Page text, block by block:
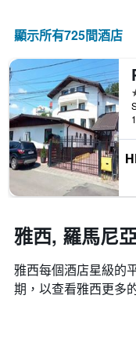
過
三
天
內
找
到
的
今
晚
間
均
價
類
飯
店
類
別。
此
圖
表
具
Y
軸，
顯
示
過
此
圖
表
有
1
個
X
軸，
顯
示
離
訂
日
的
天
顯示所有725間酒店
雅西, 羅馬尼
雅西​每個酒店星級的
期，以查看雅西​更多